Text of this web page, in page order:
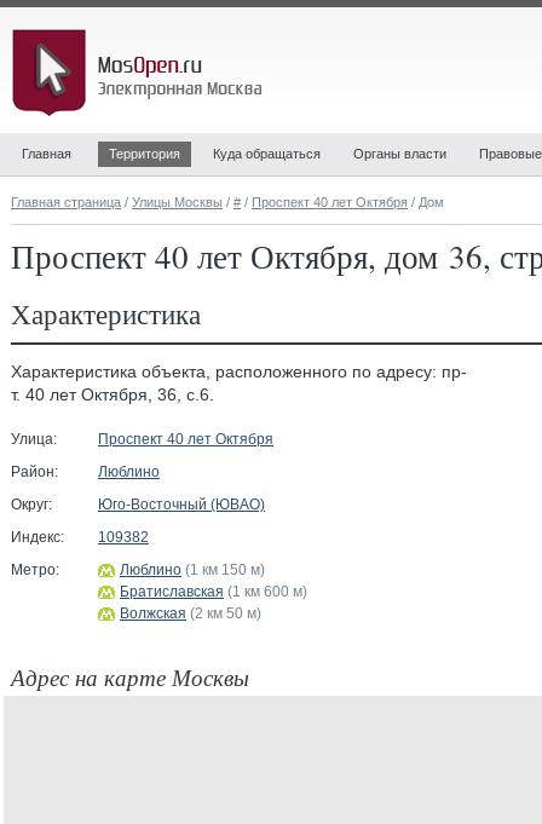
Главная Территория Куда обращаться Органы власти
Главная страница / Улицы Москвы / # / Проспект 40 лет Октября / Дом
Проспект 40 лет Октября, дом 36,
Характеристика
Характеристика объекта, расположенного по адресу: пр-
т. 40 лет Октября, 36, с.6.
Улица:
Проспект 40 лет Октября
Район:
Люблино
Округ:
Юго-Восточный (ЮВАО)
Индекс:
109382
Метро:
Люблино (1 км 150 м)
Братиславская (1 км 600 м)
Волжская (2 км 50 м)
Адрес на карте Москвы